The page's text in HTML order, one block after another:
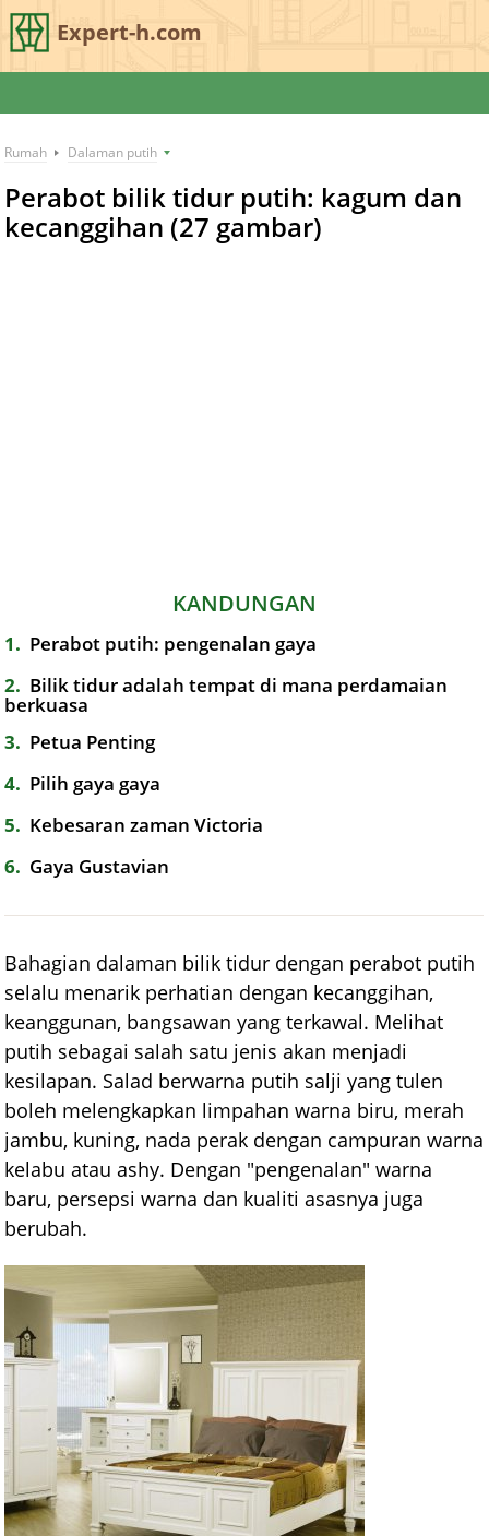
Expert-h.com
Rumah Dalaman putih
Perabot bilik tidur putih: kagum dan
kecanggihan (27 gambar)
KANDUNGAN
1
Perabot putih: pengenalan gaya
2
Bilik tidur adalah tempat di mana perdamaian
berkuasa
3
Petua Penting
4
Pilih gaya gaya
5
Kebesaran zaman Victoria
6
Gaya Gustavian
Bahagian dalaman bilik tidur dengan perabot putih
selalu menarik perhatian dengan kecanggihan,
keanggunan, bangsawan yang terkawal. Melihat
putih sebagai salah satu jenis akan menjadi
kesilapan. Salad berwarna putih salji yang tulen
boleh melengkapkan limpahan warna biru, merah
jambu, kuning, nada perak dengan campuran warna
kelabu atau ashy. Dengan "pengenalan" warna
baru, persepsi warna dan kualiti asasnya juga
berubah.